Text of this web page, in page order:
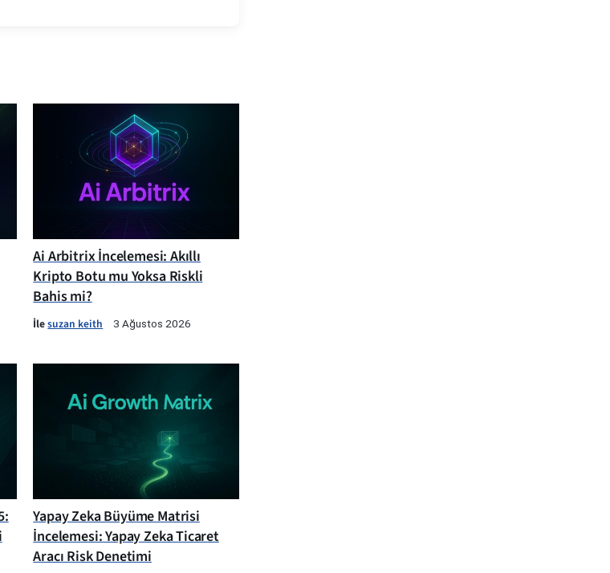
Ai Arbitrix İncelemesi: Akıllı
Kripto Botu mu Yoksa Riskli
Bahis mi?
İlesuzan keith 3 Ağustos 2026
Yapay Zeka Büyüme Matrisi
İncelemesi: Yapay Zeka Ticaret
Aracı Risk Denetimi